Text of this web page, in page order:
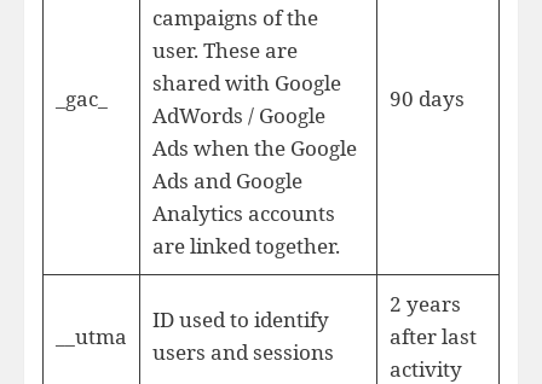
_gac_
campaigns of the
user. These are
shared with Google
AdWords / Google
Ads when the Google
Ads and Google
Analytics accounts
are linked together.
90 days
__utma
ID used to identify
users and sessions
2 years
after last
activity